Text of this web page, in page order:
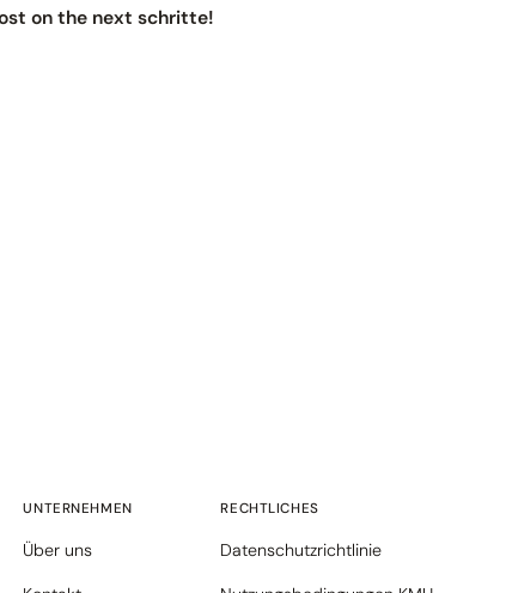
on the next schritte!
UNTERNEHMEN
Über uns
RECHTLICHES
Datenschutzrichtlinie